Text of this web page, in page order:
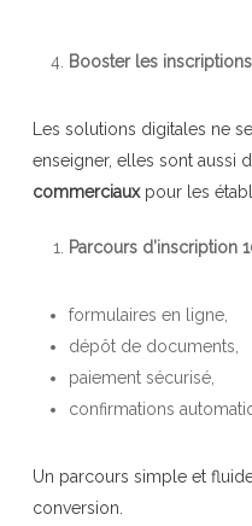
Booster les
Les solutions digitales ne
enseigner, elles sont aussi
commerciauxpour les
Parcours d’inscription
formulaires en ligne,
dépôt de documents,
paiement sécurisé,
confirmations
Un parcours simple et
conversion.